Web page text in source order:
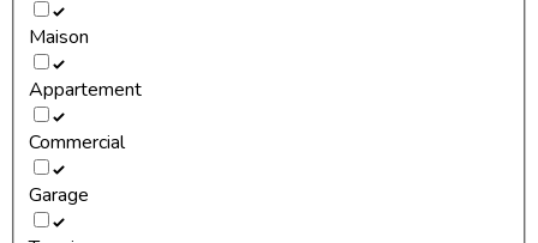
Maison
Appartement
Commercial
Garage